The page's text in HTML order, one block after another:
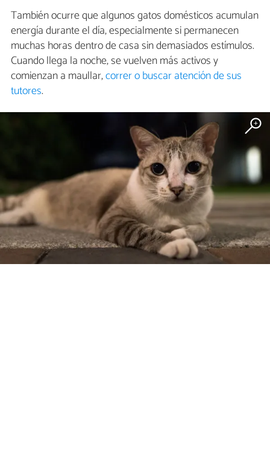
También ocurre que algunos gatos domésticos acumulan
energía durante el día, especialmente si permanecen
muchas horas dentro de casa sin demasiados estímulos.
Cuando llega la noche, se vuelven más activos y
comienzan a maullar,correr o buscar atención de sus
tutores.